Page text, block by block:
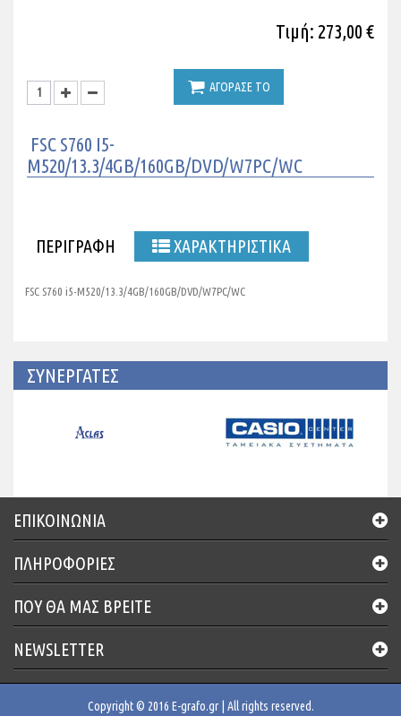
Τιμή: 273,00 €
ΑΓΟΡΑΣΕ ΤΟ
FSC S760 I5-
M520/13.3/4GB/160GB/DVD/W7PC/WC
ΠΕΡΙΓΡΑΦΗ ΧΑΡΑΚΤΗΡΙΣΤΙΚΑ
FSC S760 i5-M520/13.3/4GB/160GB/DVD/W7PC/WC
ΣΥΝΕΡΓΑΤΕΣ
ΕΠΙΚΟΙΝΩΝΊΑ
ΠΛΗΡΟΦΟΡΙΕΣ
ΠΟΥ ΘΑ ΜΑΣ ΒΡΕΊΤΕ
NEWSLETTER
Copyright © 2016 E-grafo.gr | All rights reserved.